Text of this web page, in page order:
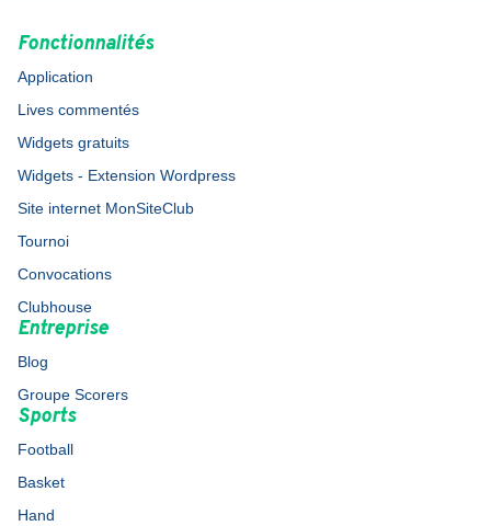
Fonctionnalités
Application
Lives commentés
Widgets gratuits
Widgets - Extension Wordpress
Site internet MonSiteClub
Tournoi
Convocations
Clubhouse
Entreprise
Blog
Groupe Scorers
Sports
Football
Basket
Hand